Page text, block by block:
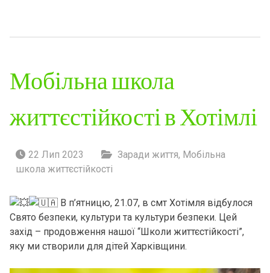
Мобільна школа
життєстійкості в Хотімлі
22 Лип 2023 Заради життя, Мобільна
школа життєстійкості
В п’ятницю, 21.07, в смт Хотімля відбулося
Свято безпеки, культури та культури безпеки. Цей
захід – продовження нашої “Школи життєстійкості”,
яку ми створили для дітей Харківщини.